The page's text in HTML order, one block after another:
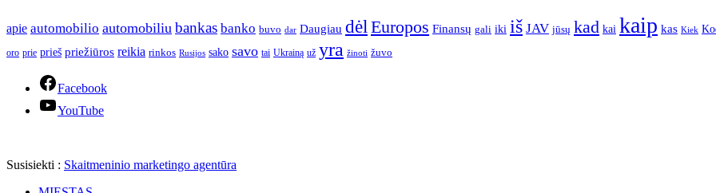
apie automobilio automobiliu bankas banko buvo dar Daugiau dėlEuropos Finansų gali iki iš JAV jūsų kad kai kaip kas Kiek
oro prie prieš priežiūros reikia rinkos Rusijos sako savo tai Ukrainą už yra žinoti žuvo
Facebook
YouTube
Susisiekti : Skaitmeninio marketingo agentūra